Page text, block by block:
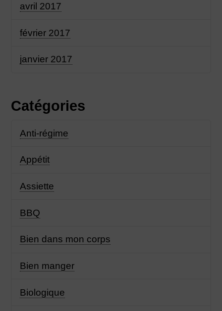
avril 2017
février 2017
janvier 2017
Catégories
Anti-régime
Appétit
Assiette
BBQ
Bien dans mon corps
Bien manger
Biologique